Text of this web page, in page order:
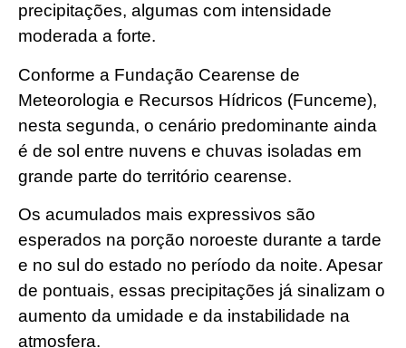
precipitações, algumas com intensidade
moderada a forte.
Conforme a Fundação Cearense de
Meteorologia e Recursos Hídricos (Funceme),
nesta segunda, o cenário predominante ainda
é de sol entre nuvens e chuvas isoladas em
grande parte do território cearense.
Os acumulados mais expressivos são
esperados na porção noroeste durante a tarde
e no sul do estado no período da noite. Apesar
de pontuais, essas precipitações já sinalizam o
aumento da umidade e da instabilidade na
atmosfera.